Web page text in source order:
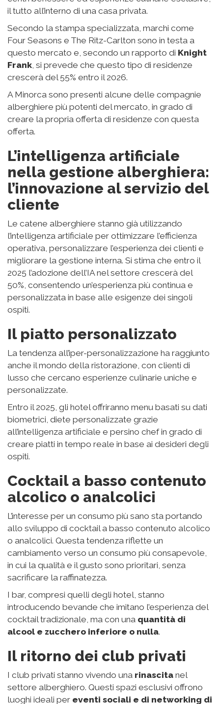
il tutto all’interno di una casa privata.
Secondo la stampa specializzata, marchi come
Four Seasons e The Ritz-Carlton sono in testa a
questo mercato e, secondo un rapporto di Knight
Frank, si prevede che questo tipo di residenze
crescerà del 55% entro il 2026.
A Minorca sono presenti alcune delle compagnie
alberghiere più potenti del mercato, in grado di
creare la propria offerta di residenze con questa
offerta.
L’intelligenza artificiale
nella gestione alberghiera:
l’innovazione al servizio del
cliente
Le catene alberghiere stanno già utilizzando
l’intelligenza artificiale per ottimizzare l’efficienza
operativa, personalizzare l’esperienza dei clienti e
migliorare la gestione interna. Si stima che entro il
2025 l’adozione dell’IA nel settore crescerà del
50%, consentendo un’esperienza più continua e
personalizzata in base alle esigenze dei singoli
ospiti.
Il piatto personalizzato
La tendenza all’iper-personalizzazione ha raggiunto
anche il mondo della ristorazione, con clienti di
lusso che cercano esperienze culinarie uniche e
personalizzate.
Entro il 2025, gli hotel offriranno menu basati su dati
biometrici, diete personalizzate grazie
all’intelligenza artificiale e persino chef in grado di
creare piatti in tempo reale in base ai desideri degli
ospiti.
Cocktail a basso contenuto
alcolico o analcolici
L’interesse per un consumo più sano sta portando
allo sviluppo di cocktail a basso contenuto alcolico
o analcolici. Questa tendenza riflette un
cambiamento verso un consumo più consapevole,
in cui la qualità e il gusto sono prioritari, senza
sacrificare la raffinatezza.
I bar, compresi quelli degli hotel, stanno
introducendo bevande che imitano l’esperienza del
cocktail tradizionale, ma con una quantità di
alcool e zucchero inferiore o nulla.
Il ritorno dei club privati
I club privati stanno vivendo una rinascita nel
settore alberghiero. Questi spazi esclusivi offrono
luoghi ideali per eventi sociali e di networking di